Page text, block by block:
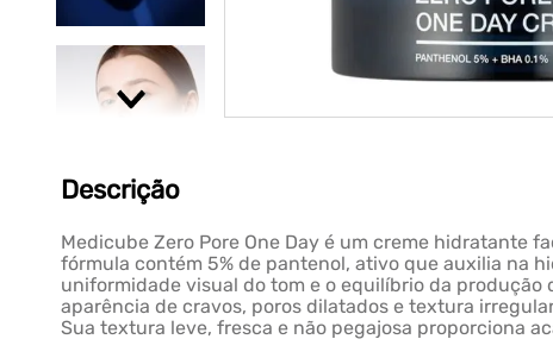
Descrição
Medicube Zero Pore One Day é um creme hidratante
fórmula contém 5% de pantenol, ativo que auxilia na
uniformidade visual do tom e o equilíbrio da produção
aparência de cravos, poros dilatados e textura
Sua textura leve, fresca e não pegajosa proporciona